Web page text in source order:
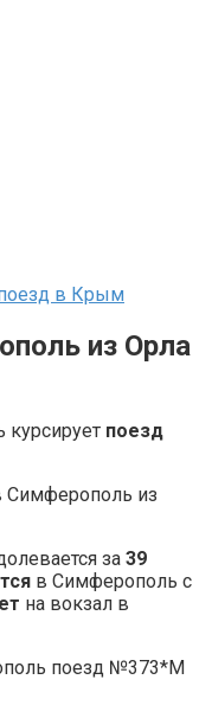
в Крым
из Орла
поезд
из
за 39
в Симферополь с
на вокзал в
поезд №373*М